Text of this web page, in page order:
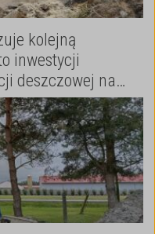
kolejną
inwestycji
deszczowej na